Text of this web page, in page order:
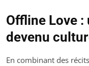
Offline Love
devenu
En combinant des